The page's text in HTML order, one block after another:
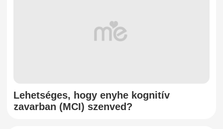
Lehetséges, hogy enyhe kognitív
zavarban (MCI) szenved?